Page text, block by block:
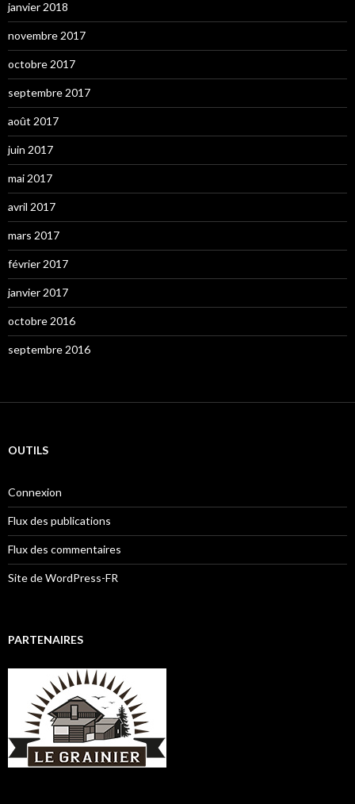
janvier 2018
novembre 2017
octobre 2017
septembre 2017
août 2017
juin 2017
mai 2017
avril 2017
mars 2017
février 2017
janvier 2017
octobre 2016
septembre 2016
OUTILS
Connexion
Flux des publications
Flux des commentaires
Site de WordPress-FR
PARTENAIRES